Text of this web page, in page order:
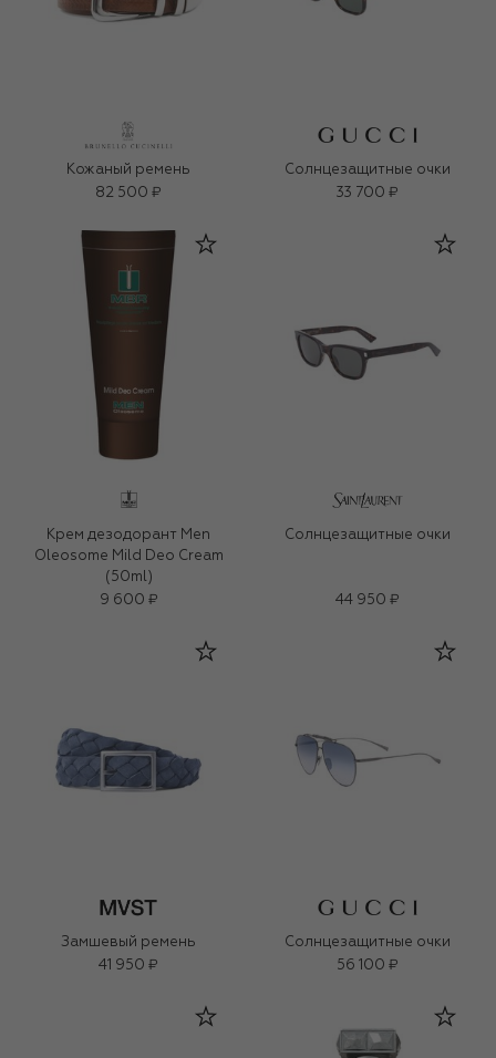
Кожаный ремень
82 500 ₽
Солнцезащитные очки
33 700 ₽
Крем дезодорант Men
Oleosome Mild Deo Cream
(50ml)
9 600 ₽
Солнцезащитные очки
44 950 ₽
Замшевый ремень
41 950 ₽
Солнцезащитные очки
56 100 ₽